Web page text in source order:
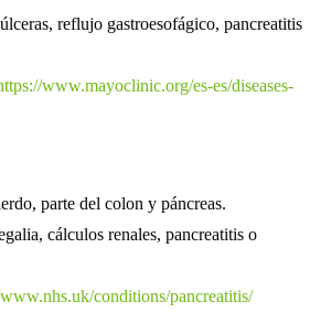
reflujo gastroesofágico, pancreatitis
www.mayoclinic.org/es-es/diseases-
parte del colon y páncreas.
cálculos renales, pancreatitis o
conditions/pancreatitis/